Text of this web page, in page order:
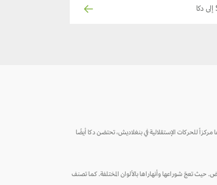
مركزاً للحركات الإستقلالية في بنغلاديش، تحتضن دكا أيضًا
نشاطاً على وجه الأرض. حيث تعجّ شوراعها وأنهاراها بالألوان المختلفة. كما تصنف